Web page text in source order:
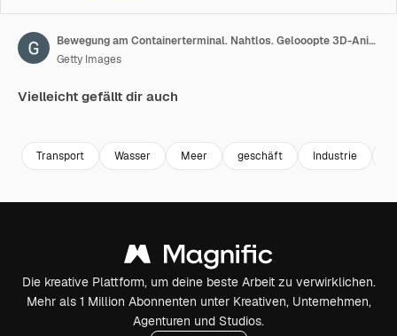
Bewegung am Containerterminal. Nahtlos. Gelooopte 3D-Animation von bunten Containerreihen. Transportgeschäft und Logistikkonzept.
Getty Images
Vielleicht gefällt dir auch
Transport Wasser Meer geschäft Industrie
Die kreative Plattform, um deine beste Arbeit zu verwirklichen.
Mehr als 1 Million Abonnenten unter Kreativen, Unternehmen,
Agenturen und Studios.